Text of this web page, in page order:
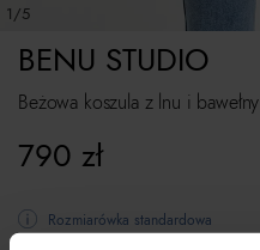
1/5
Beżowa koszula z lnu i bawełny
BENU STUDIO
790 zł
Rozmiarówka standardowa